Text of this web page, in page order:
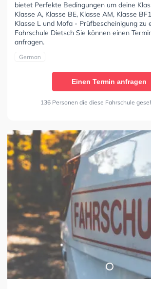
bietet Perfekte Bedingungen um deine
Klasse A, Klasse BE, Klasse AM, Klasse
Klasse L und Mofa - Prüfbescheinigung zu
Fahrschule Dietsch Sie können einen
anfragen.
German
Einen Termin anfragen
136 Personen die diese Fahrschule